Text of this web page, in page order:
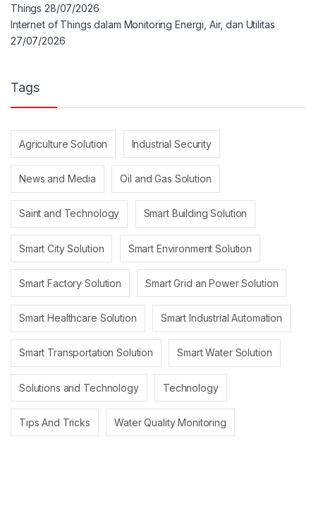
Things 28/07/2026
Internet of Things dalam Monitoring Energi, Air, dan Utilitas
27/07/2026
Tags
Agriculture Solution Industrial Security
News and Media Oil and Gas Solution
Saint and Technology Smart Building Solution
Smart City Solution Smart Environment Solution
Smart Factory Solution Smart Grid an Power Solution
Smart Healthcare Solution Smart Industrial Automation
Smart Transportation Solution Smart Water Solution
Solutions and Technology Technology
Tips And Tricks Water Quality Monitoring